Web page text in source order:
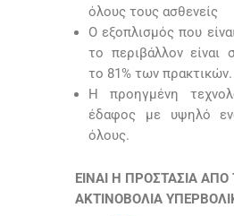
όλους τους ασθενείς
Ο εξοπλισμός που
το περιβάλλον είναι
το 81% των πρακτικών.
Η προηγμένη
έδαφος με υψηλό
όλους.
ΕΙΝΑΙ Η ΠΡΟΣΤΑΣΙΑ
ΑΚΤΙΝΟΒΟΛΙΑ